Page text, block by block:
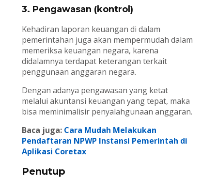
3. Pengawasan (kontrol)
Kehadiran laporan keuangan di dalam
pemerintahan juga akan mempermudah dalam
memeriksa keuangan negara, karena
didalamnya terdapat keterangan terkait
penggunaan anggaran negara.
Dengan adanya pengawasan yang ketat
melalui akuntansi keuangan yang tepat, maka
bisa meminimalisir penyalahgunaan anggaran.
Baca juga: Cara Mudah Melakukan
Pendaftaran NPWP Instansi Pemerintah di
Aplikasi Coretax
Penutup